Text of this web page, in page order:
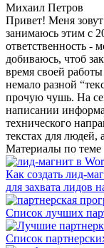
Михаил Петров
Привет! Меня
занимаюсь этим с
ответственность -
добиваюсь, чтоб
время своей
немало разной
прочую чушь. На
написании
технического
текстах для людей,
Материалы по теме
Как создать лид-
для захвата лидов
Список лучших
Список